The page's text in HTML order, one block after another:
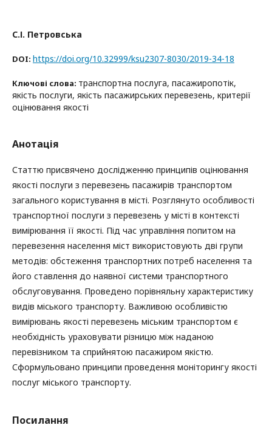
С.І. Петровська
DOI: https://doi.org/10.32999/ksu2307-8030/2019-34-18
Ключові слова: транспортна послуга, пасажиропотік,
якість послуги, якість пасажирських перевезень, критерії
оцінювання якості
Анотація
Статтю присвячено дослідженню принципів оцінювання
якості послуги з перевезень пасажирів транспортом
загального користування в місті. Розглянуто особливості
транспортної послуги з перевезень у місті в контексті
вимірювання її якості. Під час управління попитом на
перевезення населення міст використовують дві групи
методів: обстеження транспортних потреб населення та
його ставлення до наявної системи транспортного
обслуговування. Проведено порівняльну характеристику
видів міського транспорту. Важливою особливістю
вимірювань якості перевезень міським транспортом є
необхідність ураховувати різницю між наданою
перевізником та сприйнятою пасажиром якістю.
Сформульовано принципи проведення моніторингу якості
послуг міського транспорту.
Посилання